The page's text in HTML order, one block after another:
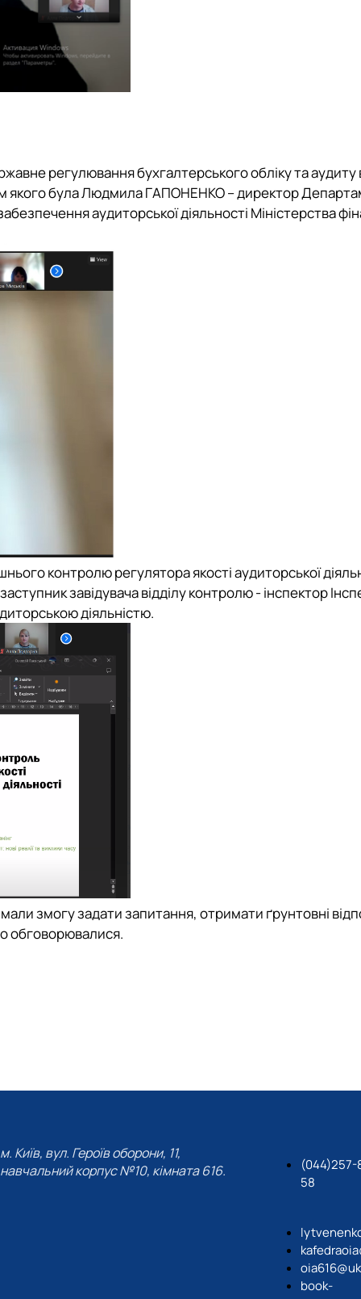
регулювання бухгалтерського обліку та аудиту
якого булаЛюдмила ГАПОНЕНКО– директор
аудиторської діяльності Міністерства
контролю регулятора якості аудиторської
завідувача відділу контролю - інспектор
діяльністю.
змогу задати запитання, отримати ґрунтовні
обговорювалися.
м. Київ, вул. Героїв оборони, 11,
навчальний корпус №10, кімната 616.
(044)257-
58
book-